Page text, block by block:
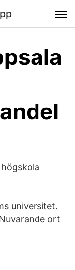
universitet.
ort